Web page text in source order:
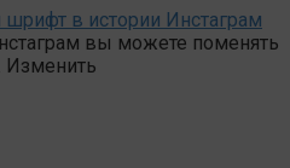
в истории Инстаграм
вы можете поменять
Изменить